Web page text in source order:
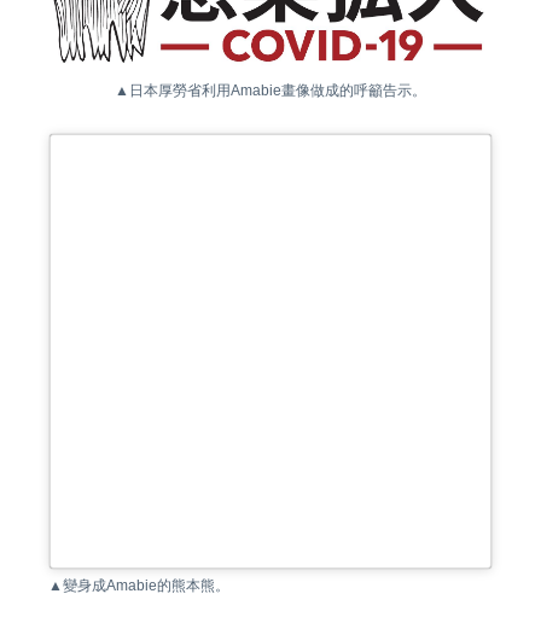
▲日本厚勞省利用Amabie畫像做成的呼籲告示。
▲變身成Amabie的熊本熊。